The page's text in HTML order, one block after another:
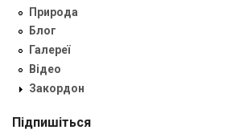
Природа
Блог
Галереї
Відео
Закордон
Підпишіться